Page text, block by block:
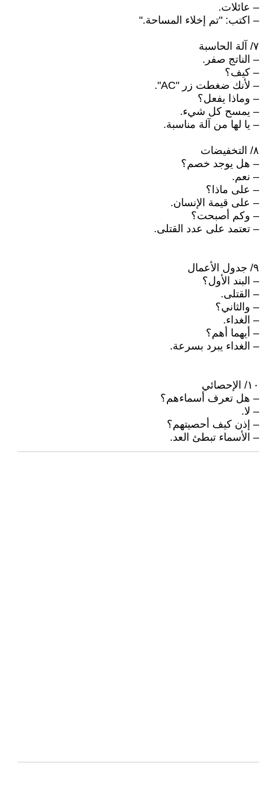
– عائلات.
– اكتب: "تم إخلاء المساحة."
٧/ آلة الحاسبة
– الناتج صفر.
– كيف؟
– لأنك ضغطت زر "AC".
– وماذا يفعل؟
– يمسح كل شيء.
– يا لها من آلة مناسبة.
٨/ التخفيضات
– هل يوجد خصم؟
– نعم.
– على ماذا؟
– على قيمة الإنسان.
– وكم أصبحت؟
– تعتمد على عدد القتلى.
٩/ جدول الأعمال
– البند الأول؟
– القتلى.
– والثاني؟
– الغداء.
– أيهما أهم؟
– الغداء يبرد بسرعة.
١٠/ الإحصائي
– هل تعرف أسماءهم؟
– لا.
– إذن كيف أحصيتهم؟
– الأسماء تبطئ العد.